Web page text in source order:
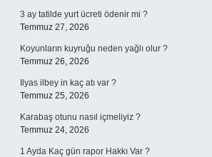
3 ay tatilde yurt ücreti ödenir mi ?
Temmuz 27, 2026
Koyunların kuyruğu neden yağlı olur ?
Temmuz 26, 2026
Ilyas ilbey in kaç atı var ?
Temmuz 25, 2026
Karabaş otunu nasıl içmeliyiz ?
Temmuz 24, 2026
1 Ayda Kaç gün rapor Hakkı Var ?